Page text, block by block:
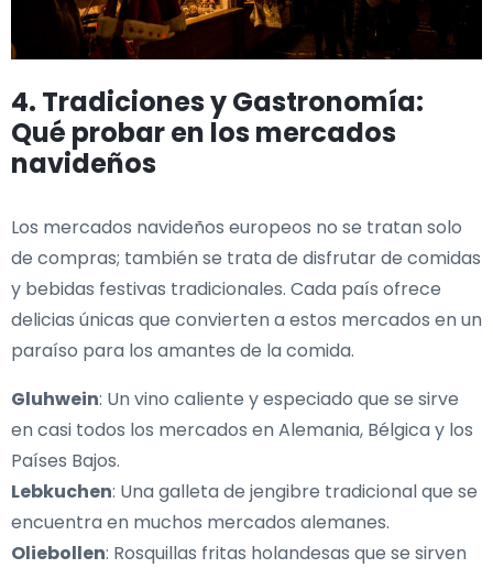
4. Tradiciones y Gastronomía:
Qué probar en los mercados
navideños
Los mercados navideños europeos no se tratan solo
de compras; también se trata de disfrutar de comidas
y bebidas festivas tradicionales. Cada país ofrece
delicias únicas que convierten a estos mercados en un
paraíso para los amantes de la comida.
Gluhwein: Un vino caliente y especiado que se sirve
en casi todos los mercados en Alemania, Bélgica y los
Países Bajos.
Lebkuchen: Una galleta de jengibre tradicional que se
encuentra en muchos mercados alemanes.
Oliebollen: Rosquillas fritas holandesas que se sirven